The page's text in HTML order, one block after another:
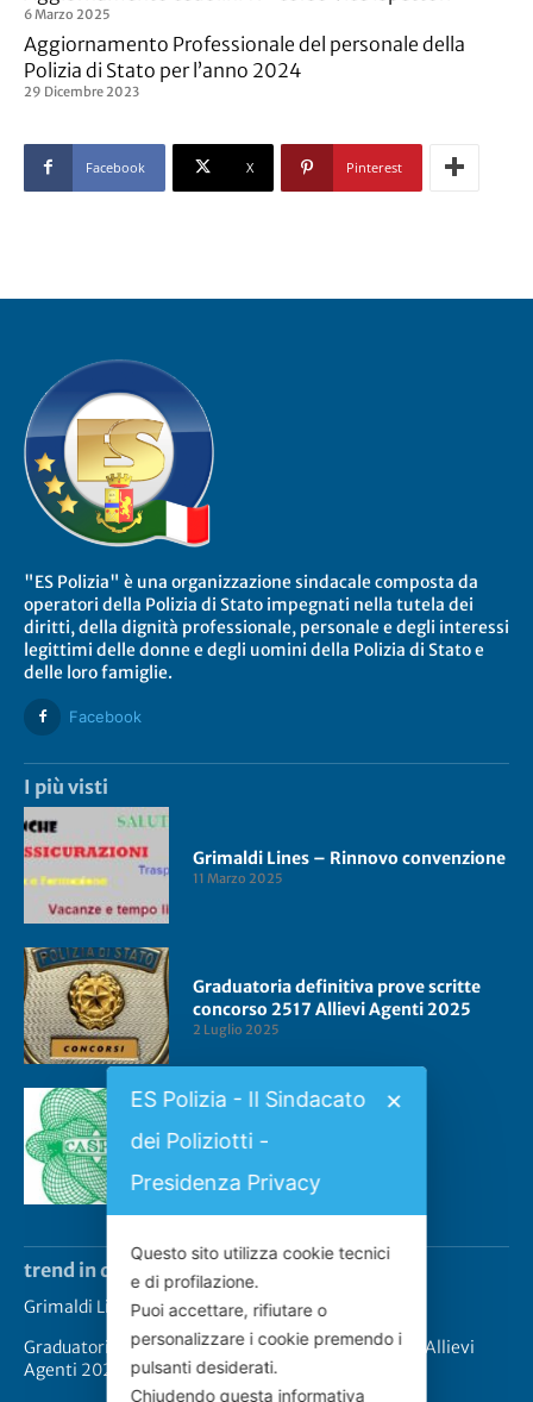
6 Marzo 2025
Aggiornamento Professionale del personale della
Polizia di Stato per l’anno 2024
29 Dicembre 2023
Facebook X Pinterest
"ES Polizia" è una organizzazione sindacale composta da
operatori della Polizia di Stato impegnati nella tutela dei
diritti, della dignità professionale, personale e degli interessi
legittimi delle donne e degli uomini della Polizia di Stato e
delle loro famiglie.
Facebook
I più visti
Grimaldi Lines – Rinnovo convenzione
11 Marzo 2025
Graduatoria definitiva prove scritte
concorso 2517 Allievi Agenti 2025
2 Luglio 2025
Convenzione CASPIE 2023
trend in questo momento
Grimaldi Lines – Rinnovo convenzione
Graduatoria definitiva prove scritte concorso 2517 Allievi
Agenti 2025
ES Polizia - Il Sindacato
dei Poliziotti -
Presidenza Privacy
✕
Questo sito utilizza cookie tecnici
e di profilazione.
Puoi accettare, rifiutare o
personalizzare i cookie premendo i
pulsanti desiderati.
Chiudendo questa informativa